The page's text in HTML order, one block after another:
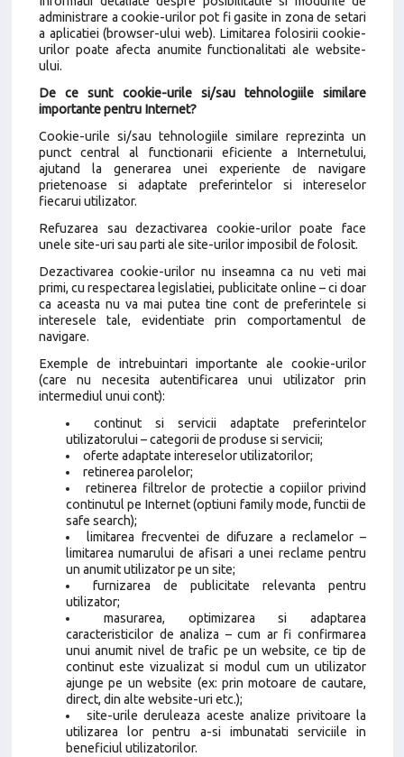
administrare a cookie-urilor pot fi gasite in zona de setari
a aplicatiei (browser-ului web). Limitarea folosirii cookie-
urilor poate afecta anumite functionalitati ale website-
ului.
De ce sunt cookie-urile si/sau tehnologiile similare
importante pentru Internet?
Cookie-urile si/sau tehnologiile similare reprezinta un
punct central al functionarii eficiente a Internetului,
ajutand la generarea unei experiente de navigare
prietenoase si adaptate preferintelor si intereselor
fiecarui utilizator.
Refuzarea sau dezactivarea cookie-urilor poate face
unele site-uri sau parti ale site-urilor imposibil de folosit.
Dezactivarea cookie-urilor nu inseamna ca nu veti mai
primi, cu respectarea legislatiei, publicitate online – ci doar
ca aceasta nu va mai putea tine cont de preferintele si
interesele tale, evidentiate prin comportamentul de
navigare.
Exemple de intrebuintari importante ale cookie-urilor
(care nu necesita autentificarea unui utilizator prin
intermediul unui cont):
continut si servicii adaptate preferintelor
utilizatorului – categorii de produse si servicii;
oferte adaptate intereselor utilizatorilor;
retinerea parolelor;
retinerea filtrelor de protectie a copiilor privind
continutul pe Internet (optiuni family mode, functii de
safe search);
limitarea frecventei de difuzare a reclamelor –
limitarea numarului de afisari a unei reclame pentru
un anumit utilizator pe un site;
furnizarea de publicitate relevanta pentru
utilizator;
masurarea, optimizarea si adaptarea
caracteristicilor de analiza – cum ar fi confirmarea
unui anumit nivel de trafic pe un website, ce tip de
continut este vizualizat si modul cum un utilizator
ajunge pe un website (ex: prin motoare de cautare,
direct, din alte website-uri etc.);
site-urile deruleaza aceste analize privitoare la
utilizarea lor pentru a-si imbunatati serviciile in
beneficiul utilizatorilor.